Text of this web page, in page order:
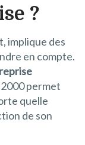
?
implique des
en compte.
permet
quelle
de son